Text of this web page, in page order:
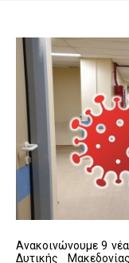
Ανακοινώνουμε 9
Δυτικής